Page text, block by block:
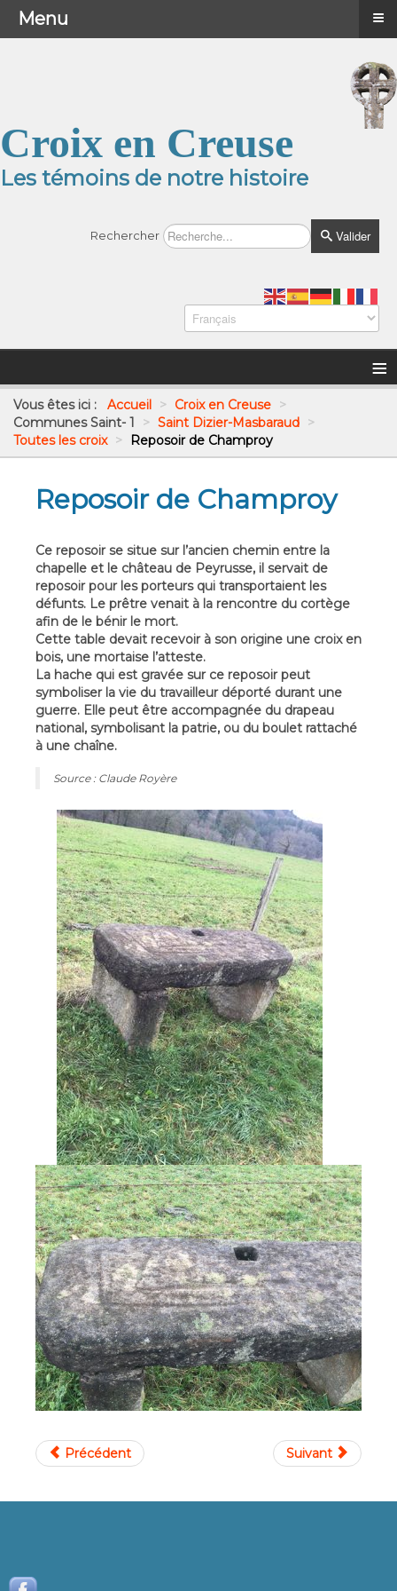
Croix en Creuse
Les témoins de notre histoire
Rechercher Valider
≡
Vous êtes ici : Accueil > Croix en Creuse >
Communes Saint- 1
> Saint Dizier-Masbaraud >
Toutes les croix > Reposoir de Champroy
Reposoir de Champroy
Ce reposoir se situe sur l’ancien chemin entre la
chapelle et le château de Peyrusse, il servait de
reposoir pour les porteurs qui transportaient les
défunts. Le prêtre venait à la rencontre du cortège
afin de le bénir le mort.
Cette table devait recevoir à son origine une croix en
bois, une mortaise l’atteste.
La hache qui est gravée sur ce reposoir peut
symboliser la vie du travailleur déporté durant une
guerre. Elle peut être accompagnée du drapeau
national, symbolisant la patrie, ou du boulet rattaché
à une chaîne.
Source : Claude Royère
Précédent Suivant
Menu ≡
Menu ≡